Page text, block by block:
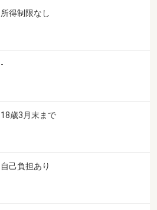
所得制限なし
-
18歳3月末まで
自己負担あり